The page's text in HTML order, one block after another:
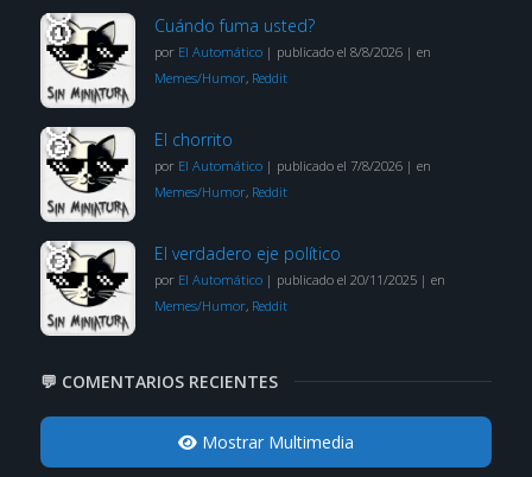
Cuándo fuma usted?
por El Automático| publicado el 8/8/2026| en
Memes/Humor, Reddit
El chorrito
por El Automático| publicado el 7/8/2026| en
Memes/Humor, Reddit
El verdadero eje político
por El Automático| publicado el 20/11/2025| en
Memes/Humor, Reddit
💬 COMENTARIOS RECIENTES
Mostrar Multimedia